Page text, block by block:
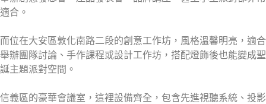
適合。
而位在大安區敦化南路二段的創意工作坊，風格溫馨明亮，適合
舉辦團隊討論、手作課程或設計工作坊，搭配燈飾後也能變成聖
誕主題派對空間。
信義區的豪華會議室，這裡設備齊全，包含先進視聽系統、投影